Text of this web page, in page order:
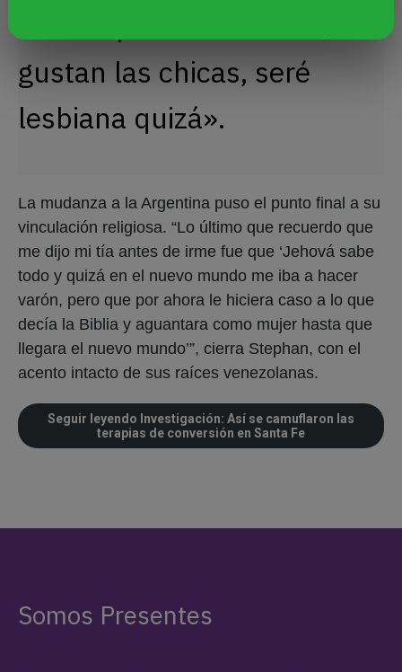
gustan las chicas, seré
lesbiana quizá».
La mudanza a la Argentina puso el punto final a su
vinculación religiosa. “Lo último que recuerdo que
me dijo mi tía antes de irme fue que ‘Jehová sabe
todo y quizá en el nuevo mundo me iba a hacer
varón, pero que por ahora le hiciera caso a lo que
decía la Biblia y aguantara como mujer hasta que
llegara el nuevo mundo’”, cierra Stephan, con el
acento intacto de sus raíces venezolanas.
Seguir leyendo Investigación: Así se camuflaron las
terapias de conversión en Santa Fe
Somos Presentes